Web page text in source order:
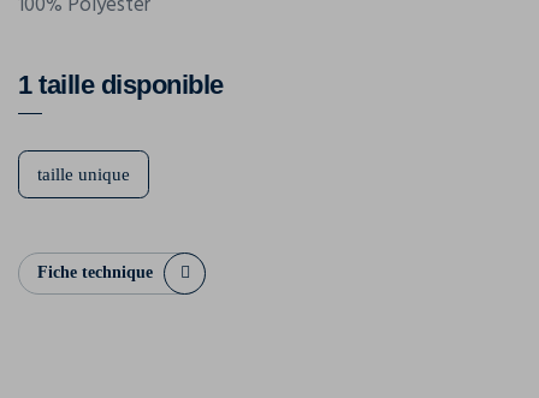
1 taille disponible
taille unique
Fiche technique